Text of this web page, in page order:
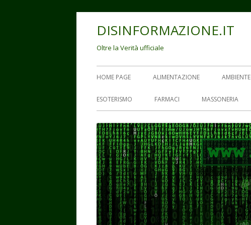
DISINFORMAZIONE.IT
Oltre la Verità ufficiale
Menu
principale
HOME PAGE ALIMENTAZIONE AMBIENTE
ESOTERISMO FARMACI MASSONERIA